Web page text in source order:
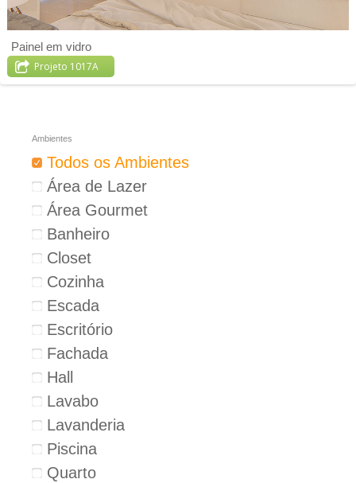
Painel em vidro
Projeto 1017A
Ambientes
Todos os Ambientes
Área de Lazer
Área Gourmet
Banheiro
Closet
Cozinha
Escada
Escritório
Fachada
Hall
Lavabo
Lavanderia
Piscina
Quarto